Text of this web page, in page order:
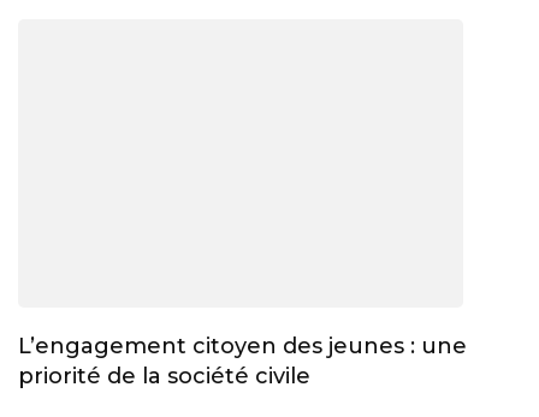
L’engagement citoyen des jeunes : une
priorité de la société civile